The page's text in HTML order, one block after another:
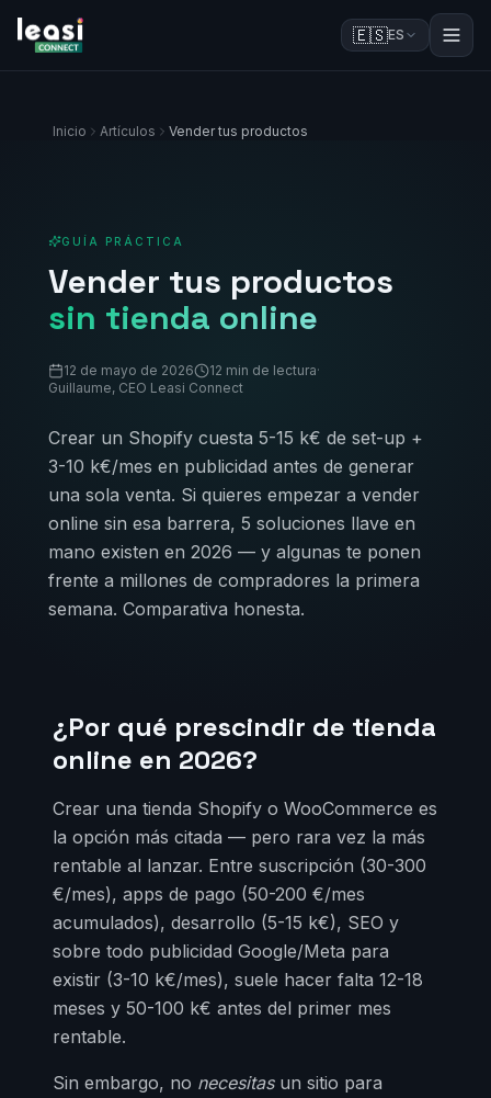
🇪🇸ES
Inicio Artículos Vender tus productos
GUÍA PRÁCTICA
Vender tus productos
sin tienda online
12 de mayo de 2026 12 min de lectura·
Guillaume, CEO Leasi Connect
Crear un Shopify cuesta 5-15 k€ de set-up +
3-10 k€/mes en publicidad antes de generar
una sola venta. Si quieres empezar a vender
online sin esa barrera, 5 soluciones llave en
mano existen en 2026 — y algunas te ponen
frente a millones de compradores la primera
semana. Comparativa honesta.
¿Por qué prescindir de tienda
online en 2026?
Crear una tienda Shopify o WooCommerce es
la opción más citada — pero rara vez la más
rentable al lanzar. Entre suscripción (30-300
€/mes), apps de pago (50-200 €/mes
acumulados), desarrollo (5-15 k€), SEO y
sobre todo publicidad Google/Meta para
existir (3-10 k€/mes), suele hacer falta 12-18
meses y 50-100 k€ antes del primer mes
rentable.
Sin embargo, no necesitasun sitio para